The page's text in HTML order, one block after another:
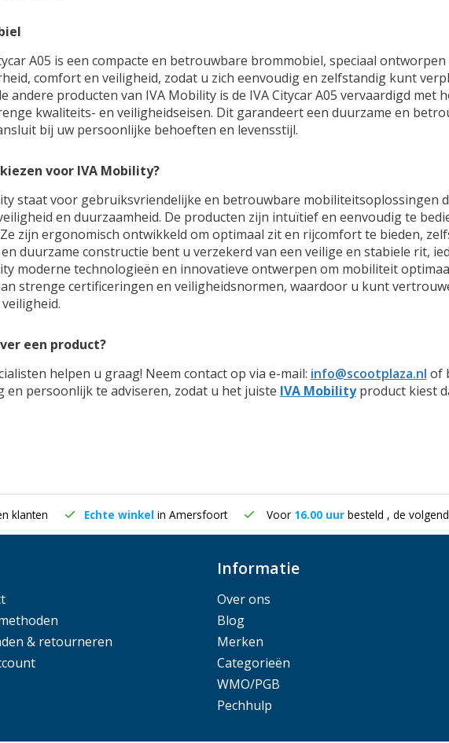
A05 is een compacte en betrouwbare brommobiel, speciaal
comfort en veiligheid, zodat u zich eenvoudig en zelfstandig kunt
andere producten van IVA Mobility is de IVA Citycar A05 vervaardigd met
kwaliteits- en veiligheidseisen. Dit garandeert een duurzame en
bij uw persoonlijke behoeften en levensstijl.
voor IVA Mobility?
staat voor gebruiksvriendelijke en betrouwbare mobiliteitsoplossingen
en duurzaamheid. De producten zijn intuïtief en eenvoudig te
zijn ergonomisch ontwikkeld om optimaal zit en rijcomfort te bieden,
duurzame constructie bent u verzekerd van een veilige en stabiele rit,
moderne technologieën en innovatieve ontwerpen om mobiliteit
strenge certificeringen en veiligheidsnormen, waardoor u kunt
een product?
helpen u graag! Neem contact op via e-mail: info@scootplaza.nl of
en persoonlijk te adviseren, zodat u het juiste IVA Mobilityproduct kiest
klanten Echte winkel in Amersfoort Voor 16.00 uur besteld , de
& retourneren
Informatie
Over ons
Blog
Merken
Categorieën
WMO/PGB
Pechhulp